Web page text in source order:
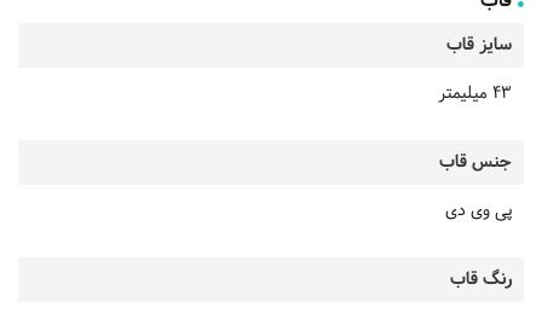
سایز قاب
43 میلیمتر
جنس قاب
پی وی دی
رنگ قاب